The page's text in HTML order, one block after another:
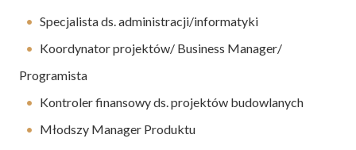
Specjalista ds. administracji/informatyki
Koordynator projektów/ Business Manager/
Programista
Kontroler finansowy ds. projektów budowlanych
Młodszy Manager Produktu